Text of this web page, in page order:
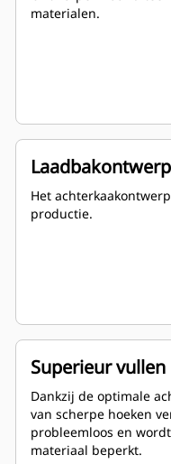
materialen.
Laadbakontwerp
Het
productie.
Superieur vullen
Dankzij de optimale
van scherpe hoeken
probleemloos en
materiaal beperkt.